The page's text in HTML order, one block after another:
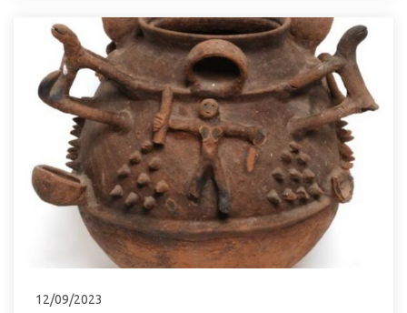
12/09/2023